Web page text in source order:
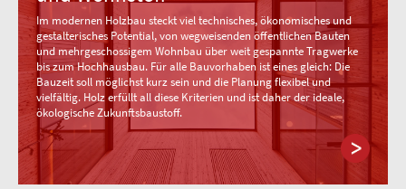
Im modernen Holzbau steckt viel technisches, ökonomisches und
gestalterisches Potential, von wegweisenden öffentlichen Bauten
und mehrgeschossigem Wohnbau über weit gespannte Tragwerke
bis zum Hochhausbau. Für alle Bauvorhaben ist eines gleich: Die
Bauzeit soll möglichst kurz sein und die Planung flexibel und
vielfältig. Holz erfüllt all diese Kriterien und ist daher der ideale,
ökologische Zukunftsbaustoff.